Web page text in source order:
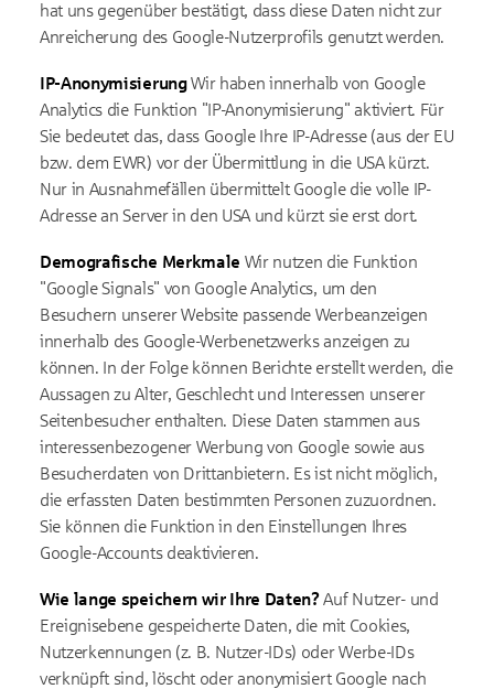
hat uns gegenüber bestätigt, dass diese Daten nicht zur
Anreicherung des Google-Nutzerprofils genutzt werden.
IP-AnonymisierungWir haben innerhalb von Google
Analytics die Funktion "IP-Anonymisierung" aktiviert. Für
Sie bedeutet das, dass Google Ihre IP-Adresse (aus der EU
bzw. dem EWR) vor der Übermittlung in die USA kürzt.
Nur in Ausnahmefällen übermittelt Google die volle IP-
Adresse an Server in den USA und kürzt sie erst dort.
Demografische Merkmale Wir nutzen die Funktion
"Google Signals" von Google Analytics, um den
Besuchern unserer Website passende Werbeanzeigen
innerhalb des Google-Werbenetzwerks anzeigen zu
können. In der Folge können Berichte erstellt werden, die
Aussagen zu Alter, Geschlecht und Interessen unserer
Seitenbesucher enthalten. Diese Daten stammen aus
interessenbezogener Werbung von Google sowie aus
Besucherdaten von Drittanbietern. Es ist nicht möglich,
die erfassten Daten bestimmten Personen zuzuordnen.
Sie können die Funktion in den Einstellungen Ihres
Google-Accounts deaktivieren.
Wie lange speichern wir Ihre Daten?Auf Nutzer- und
Ereignisebene gespeicherte Daten, die mit Cookies,
Nutzerkennungen (z. B. Nutzer-IDs) oder Werbe-IDs
verknüpft sind, löscht oder anonymisiert Google nach